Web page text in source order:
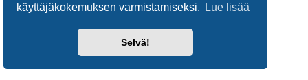
käyttäjäkokemuksen varmistamiseksi.
Lue lisää
Selvä!